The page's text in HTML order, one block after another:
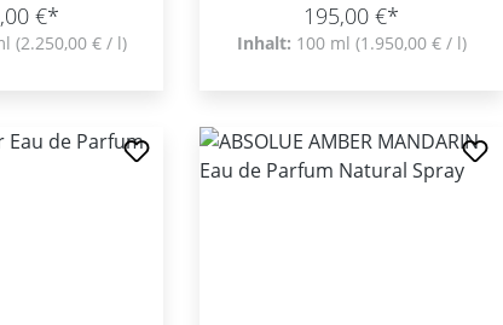
€*
(2.250,00 € / l)
195,00 €*
Inhalt: 100 ml (1.950,00 € / l)